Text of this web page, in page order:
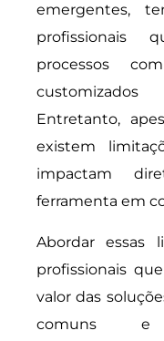
emergentes,
profissionais
processos
Entretanto,
existem
impactam
ferramenta em
Abordar essas
profissionais
valor das
comuns e